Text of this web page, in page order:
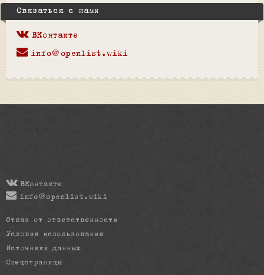
Связаться с нами
ВКонтакте
info@openlist.wiki
ВКонтакте
info@openlist.wiki
Отказ от ответственности
Условия использования
Источники данных
Спецстраницы